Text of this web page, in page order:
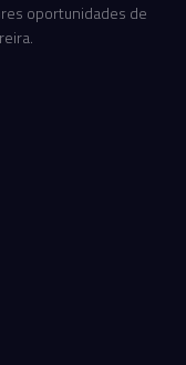
oportunidades de